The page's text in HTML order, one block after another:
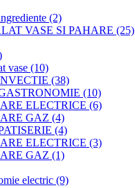
(2)
VASE SI PAHARE (25)
vase (10)
(38)
(10)
ELECTRICE (6)
GAZ (4)
(4)
ELECTRICE (3)
GAZ (1)
electric (9)